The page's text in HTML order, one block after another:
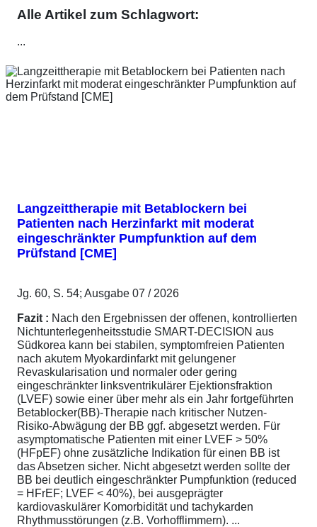
Alle Artikel zum Schlagwort:
...
Langzeittherapie mit Betablockern bei
Patienten nach Herzinfarkt mit moderat
eingeschränkter Pumpfunktion auf dem
Prüfstand [CME]
Jg. 60, S. 54; Ausgabe 07 / 2026
Fazit : Nach den Ergebnissen der offenen, kontrollierten
Nichtunterlegenheitsstudie SMART-DECISION aus
Südkorea kann bei stabilen, symptomfreien Patienten
nach akutem Myokardinfarkt mit gelungener
Revaskularisation und normaler oder gering
eingeschränkter linksventrikulärer Ejektionsfraktion
(LVEF) sowie einer über mehr als ein Jahr fortgeführten
Betablocker(BB)-Therapie nach kritischer Nutzen-
Risiko-Abwägung der BB ggf. abgesetzt werden. Für
asymptomatische Patienten mit einer LVEF > 50%
(HFpEF) ohne zusätzliche Indikation für einen BB ist
das Absetzen sicher. Nicht abgesetzt werden sollte der
BB bei deutlich eingeschränkter Pumpfunktion (reduced
= HFrEF; LVEF < 40%), bei ausgeprägter
kardiovaskulärer Komorbidität und tachykarden
Rhythmusstörungen (z.B. Vorhofflimmern). ...